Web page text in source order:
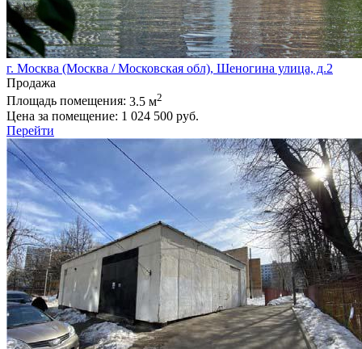
г. Москва (Москва / Московская обл), Шеногина улица, д.2
Продажа
Площадь помещения: 3.5 м2
Цена за помещение: 1 024 500 руб.
Перейти